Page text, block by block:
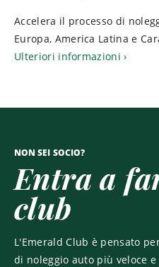
Accelera il processo di
Europa, America Latina e
Ulteriori informazioni
NON SEI SOCIO?
Entra a
club
L'Emerald Club è pensato
di noleggio auto più veloce